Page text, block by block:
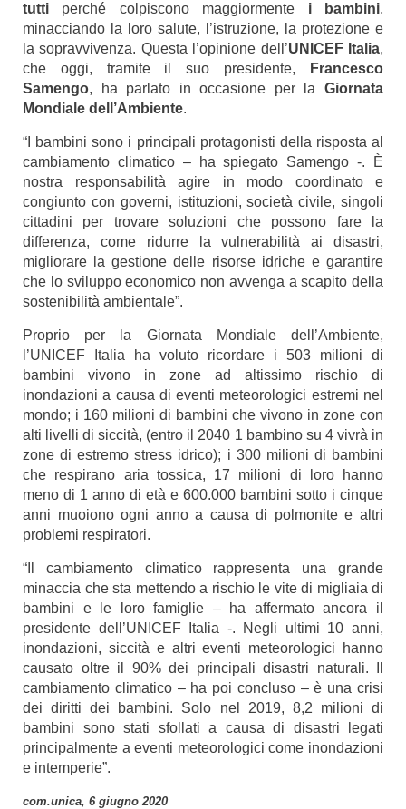
tutti perché colpiscono maggiormente i bambini,
minacciando la loro salute, l’istruzione, la protezione e
la sopravvivenza. Questa l’opinione dell’UNICEF Italia,
che oggi, tramite il suo presidente,
Francesco
Samengo, ha parlato in occasione per la Giornata
Mondiale dell’Ambiente.
“I bambini sono i principali protagonisti della risposta al
cambiamento climatico – ha spiegato Samengo -. È
nostra responsabilità agire in modo coordinato e
congiunto con governi, istituzioni, società civile, singoli
cittadini per trovare soluzioni che possono fare la
differenza, come ridurre la vulnerabilità ai disastri,
migliorare la gestione delle risorse idriche e garantire
che lo sviluppo economico non avvenga a scapito della
sostenibilità ambientale”.
Proprio per la Giornata Mondiale dell’Ambiente,
l’UNICEF Italia ha voluto ricordare i 503 milioni di
bambini vivono in zone ad altissimo rischio di
inondazioni a causa di eventi meteorologici estremi nel
mondo; i 160 milioni di bambini che vivono in zone con
alti livelli di siccità, (entro il 2040 1 bambino su 4 vivrà in
zone di estremo stress idrico); i 300 milioni di bambini
che respirano aria tossica, 17 milioni di loro hanno
meno di 1 anno di età e 600.000 bambini sotto i cinque
anni muoiono ogni anno a causa di polmonite e altri
problemi respiratori.
“Il cambiamento climatico rappresenta una grande
minaccia che sta mettendo a rischio le vite di migliaia di
bambini e le loro famiglie – ha affermato ancora il
presidente dell’UNICEF Italia -. Negli ultimi 10 anni,
inondazioni, siccità e altri eventi meteorologici hanno
causato oltre il 90% dei principali disastri naturali. Il
cambiamento climatico – ha poi concluso – è una crisi
dei diritti dei bambini. Solo nel 2019, 8,2 milioni di
bambini sono stati sfollati a causa di disastri legati
principalmente a eventi meteorologici come inondazioni
e intemperie”.
com.unica, 6 giugno 2020